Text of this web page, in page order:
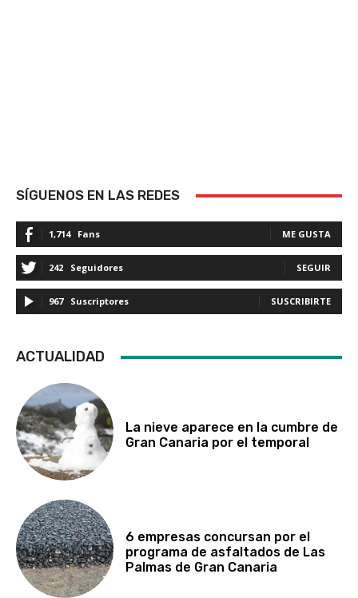
SÍGUENOS EN LAS REDES
1,714 Fans ME GUSTA
242 Seguidores SEGUIR
967 Suscriptores SUSCRIBIRTE
ACTUALIDAD
La nieve aparece en la cumbre de
Gran Canaria por el temporal
6 empresas concursan por el
programa de asfaltados de Las
Palmas de Gran Canaria